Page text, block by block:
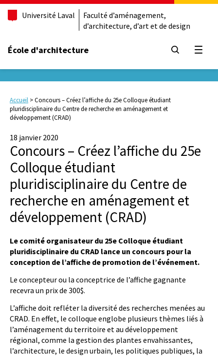
Université Laval
Faculté d’aménagement,
d’architecture, d’art et de design
École d'architecture
Accueil >Concours – Créez l’affiche du 25e Colloque étudiant
pluridisciplinaire du Centre de recherche en aménagement et
développement (CRAD)
18 janvier 2020
Concours – Créez l’affiche du 25e
Colloque étudiant
pluridisciplinaire du Centre de
recherche en aménagement et
développement (CRAD)
Le comité organisateur du 25e Colloque étudiant
pluridisciplinaire du CRAD lance un concours pour la
conception de l’affiche de promotion de l’événement.
Le concepteur ou la conceptrice de l’affiche gagnante
recevra un prix de 300$.
L’affiche doit refléter la diversité des recherches menées au
CRAD. En effet, le colloque englobe plusieurs thèmes liés à
l’aménagement du territoire et au développement
régional, comme la gestion des plantes envahissantes,
l’architecture, le design urbain, les politiques publiques, la